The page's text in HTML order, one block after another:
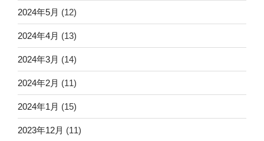
2024年5月 (12)
2024年4月 (13)
2024年3月 (14)
2024年2月 (11)
2024年1月 (15)
2023年12月 (11)